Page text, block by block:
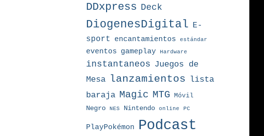
DDxpress Deck
DiogenesDigital E-
sport
encantamientos estándar
eventos gameplay Hardware
instantaneos Juegos de
Mesa
lanzamientos
lista
baraja Magic MTG Móvil
Negro
NES Nintendo online PC
PlayPokémon Podcast